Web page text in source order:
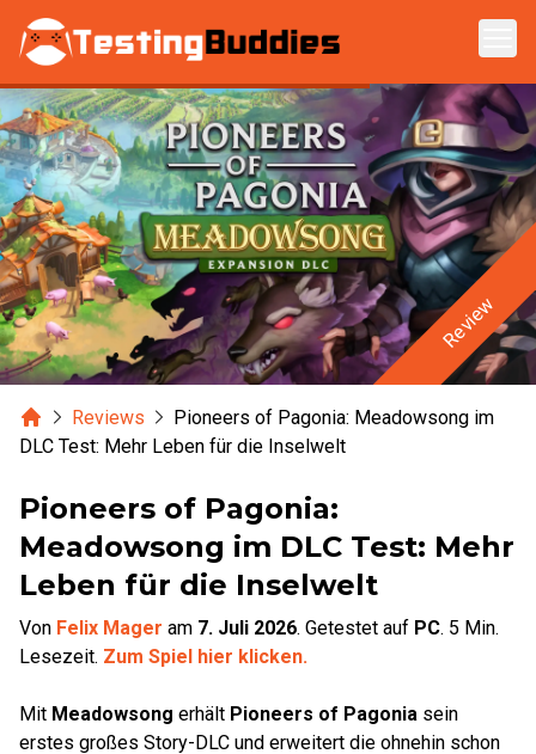
Zum Hauptinhalt springen
Review
HomeReviews
Pioneers of Pagonia: Meadowsong im
DLC Test: Mehr Leben für die Inselwelt
Pioneers of Pagonia:
Meadowsong im DLC Test: Mehr
Leben für die Inselwelt
Von Felix Mager am 7. Juli 2026. Getestet auf PC. 5 Min.
Lesezeit. Zum Spiel hier klicken.
Mit Meadowsong erhält Pioneers of Pagonia sein
erstes großes Story-DLC und erweitert die ohnehin schon